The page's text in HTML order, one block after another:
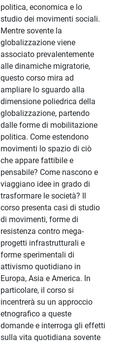
politica, economica e lo
studio dei movimenti sociali.
Mentre sovente la
globalizzazione viene
associato prevalentemente
alle dinamiche migratorie,
questo corso mira ad
ampliare lo sguardo alla
dimensione poliedrica della
globalizzazione, partendo
dalle forme di mobilitazione
politica. Come estendono
movimenti lo spazio di ciò
che appare fattibile e
pensabile? Come nascono e
viaggiano idee in grado di
trasformare le società? Il
corso presenta casi di studio
di movimenti, forme di
resistenza contro mega-
progetti infrastrutturali e
forme sperimentali di
attivismo quotidiano in
Europa, Asia e America. In
particolare, il corso si
incentrerà su un approccio
etnografico a queste
domande e interroga gli effetti
sulla vita quotidiana sovente